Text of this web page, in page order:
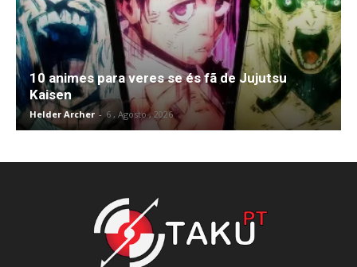
10 animes para veres se és fã de Jujutsu
Kaisen
Helder Archer - 6 , Agosto , 2026